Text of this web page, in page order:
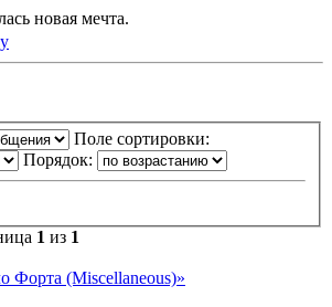
новая мечта.
Поле сортировки:
Порядок:
1 из 1
Форта (Miscellaneous)»